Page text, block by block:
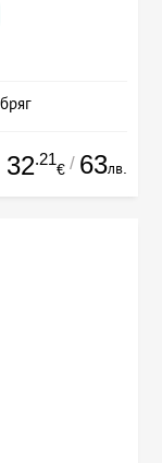
32.21
€ / 63лв.